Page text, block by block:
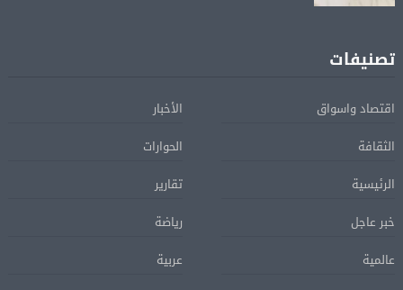
تصنيفات
اقتصاد واسواق
الأخبار
الثقافة
الحوارات
الرئيسية
تقارير
خبر عاجل
رياضة
عالمية
عربية